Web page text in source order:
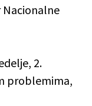
Nacionalne
2.
problemima,